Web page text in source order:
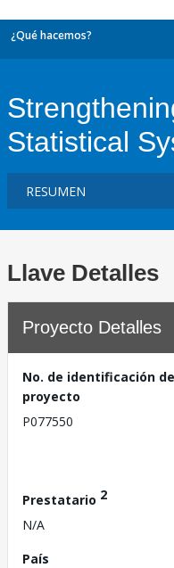
¿Qué hacemos?
Statistical
Llave Detalles
Proyecto Detalles
No. de identificación
proyecto
P077550
Prestatario 2
N/A
País